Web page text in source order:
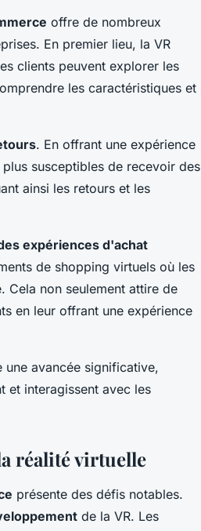
offre de nombreux
En premier lieu, la VR
clients peuvent explorer les
les caractéristiques et
. En offrant une expérience
susceptibles de recevoir des
ainsi les retours et les
expériences d'achat
de shopping virtuels où les
Cela non seulement attire de
en leur offrant une expérience
avancée significative,
et interagissent avec les
réalité virtuelle
présente des défis notables.
de la VR. Les